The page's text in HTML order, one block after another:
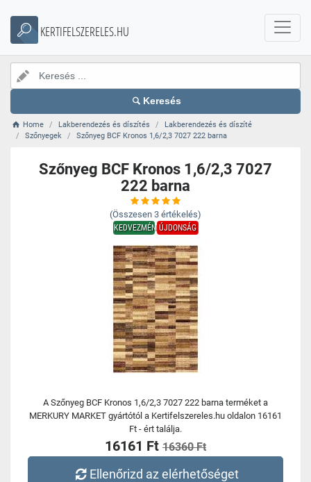
KERTIFELSZERELES.HU
Keresés
Home Lakberendezés és díszítés
Lakberendezés és díszíté
Szőnyegek
Szőnyeg BCF Kronos 1,6/2,3 7027 222 barna
Szőnyeg BCF Kronos 1,6/2,3 7027
222 barna
(Összesen 3 értékelés)
KEDVEZMÉNYÚJDONSÁG
A Szőnyeg BCF Kronos 1,6/2,3 7027 222 barna terméket a
MERKURY MARKET gyártótól a Kertifelszereles.hu oldalon 16161
Ft - ért találja.
16161 Ft 16360 Ft
Ellenőrizd az elérhetőséget